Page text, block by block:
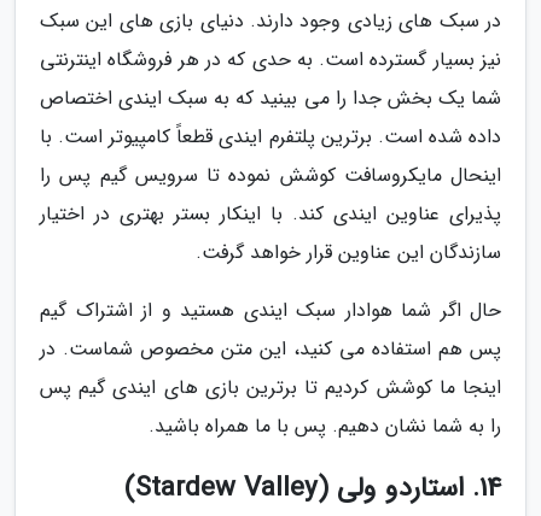
در سبک های زیادی وجود دارند. دنیای بازی های این سبک
نیز بسیار گسترده است. به حدی که در هر فروشگاه اینترنتی
شما یک بخش جدا را می بینید که به سبک ایندی اختصاص
داده شده است. برترین پلتفرم ایندی قطعاً کامپیوتر است. با
اینحال مایکروسافت کوشش نموده تا سرویس گیم پس را
پذیرای عناوین ایندی کند. با اینکار بستر بهتری در اختیار
سازندگان این عناوین قرار خواهد گرفت.
حال اگر شما هوادار سبک ایندی هستید و از اشتراک گیم
پس هم استفاده می کنید، این متن مخصوص شماست. در
اینجا ما کوشش کردیم تا برترین بازی های ایندی گیم پس
را به شما نشان دهیم. پس با ما همراه باشید.
14. استاردو ولی (Stardew Valley)